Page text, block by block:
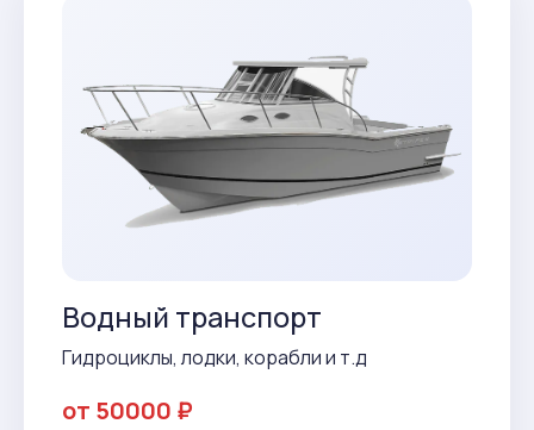
Водный транспорт
Гидроциклы, лодки, корабли и т.д
от 50000 ₽